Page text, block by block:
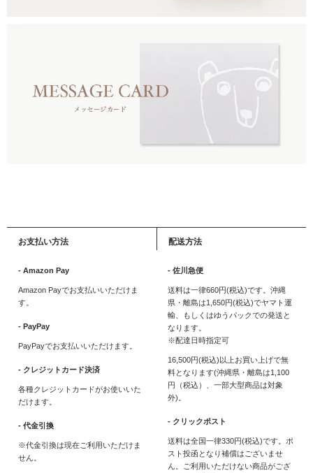
お支払い方法
- Amazon Pay
Amazon Payでお支払いいただけま
す。
- PayPay
PayPayでお支払いいただけます。
- クレジットカード決済
各種クレジットカードがお使いいた
だけます。
- 代金引換
※代金引換は現在ご利用いただけま
せん。
配送方法
- 佐川急便
送料は一律660円(税込)です。沖縄
県・離島は1,650円(税込)でヤマト運
輸、もしくはゆうパックでの発送と
なります。
※配達日時指定可
16,500円(税込)以上お買い上げで無
料となります(沖縄県・離島は1,100
円（税込）、一部大型商品は対象
外)。
- クリックポスト
送料は全国一律330円(税込)です。ポ
スト投函となり補償はございませ
ん。ご利用いただけない商品がござ